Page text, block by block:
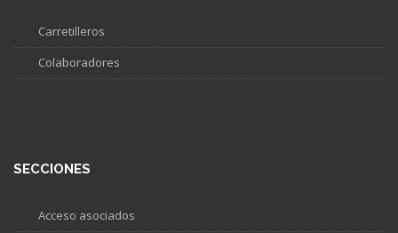
Carretilleros
Colaboradores
SECCIONES
Acceso asociados